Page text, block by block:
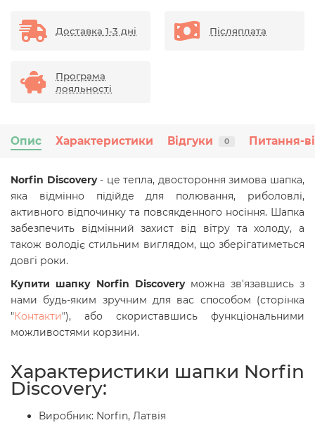
Доставка 1-3 дні Післяплата
Програма
лояльності
Опис Характеристики Відгуки 0 Питання-
Norfin Discovery- це тепла, двостороння зимова шапка,
яка відмінно підійде для полювання, риболовлі,
активного відпочинку та повсякденного носіння. Шапка
забезпечить відмінний захист від вітру та холоду, а
також володіє стильним виглядом, що зберігатиметься
довгі роки.
Купити шапку Norfin Discovery можна зв'язавшись з
нами будь-яким зручним для вас способом (сторінка
"Контакти"), або скориставшись функціональними
можливостями корзини.
Характеристики шапки Norfin
Discovery:
Виробник: Norfin, Латвія